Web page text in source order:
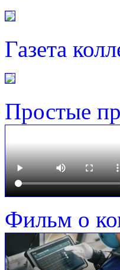
Газета
Простые
Фильм о